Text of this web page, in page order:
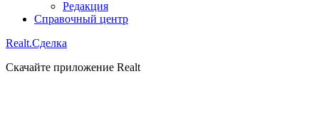
Редакция
Справочный центр
Realt.Сделка
Скачайте приложение Realt